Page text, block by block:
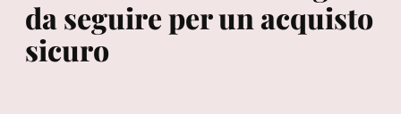
da seguire per un acquisto
sicuro